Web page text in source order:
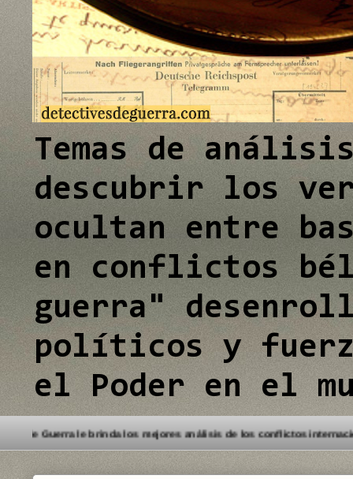
Temas de
descubrir los
ocultan entre
en conflictos
guerra"
políticos y
el Poder en el
a este Blog. Detectives de Guerra le brinda los mejores análisis de